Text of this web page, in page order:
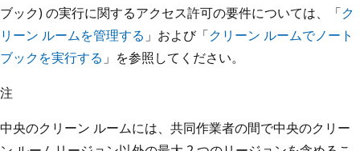
ブック) の実行に関するアクセス許可の要件については、「ク
リーン ルームを管理する 」および「クリーン ルームでノート
ブックを実行する 」を参照してください。
注
中央のクリーン ルームには、共同作業者の間で中央のクリー